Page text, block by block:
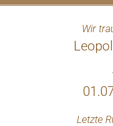
Wir
Letzte